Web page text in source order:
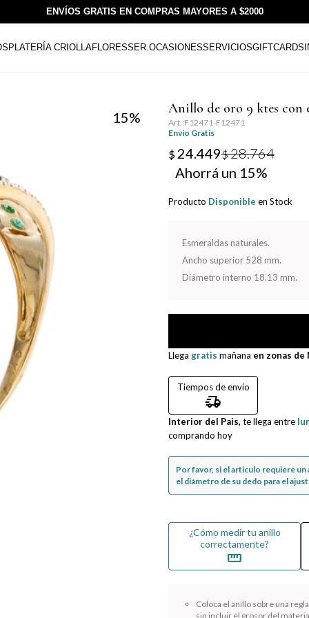
ENVÍOS GRATIS EN COMPRAS MAYORES A $2000
PLATERÍA CRIOLLAFLORESSER.OCASIONESSERVICIOSGIFTCARDS
15
Anillo de oro 9 ktes con
F12471-F12471
Envio Gratis
$ 24.449$28.764
15
Producto Disponible en Stock
Esmeraldas naturales.
Ancho superior 528 mm.
Diámetro interno 18.13 mm.
Llega gratis mañana en zonas
Tiempos de envío
delivery_truck_speed
Interior del Pais, te llega entre
comprando hoy
Por favor, si el articulo requiere un
el diámetro de su dedo para el
¿Cómo medir tu anillo
correctamente?
straighten
Coloca el anillo sobre una
sin incluir el grosor del